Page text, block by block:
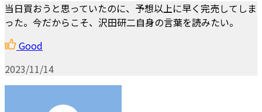
当日買おうと思っていたのに、予想以上に早く完売してしま
った。今だからこそ、沢田研二自身の言葉を読みたい。
Good
2023/11/14